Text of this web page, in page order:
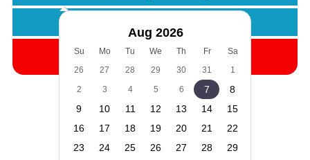
Cauta
Aug 2026
Su Mo Tu We Th Fr
Sa
26
27 28 29 30 31
1
2
3 4 5 6 7
8
9
10 11 12 13 14
15
16
17 18 19 20 21
22
23
24 25 26 27 28
29